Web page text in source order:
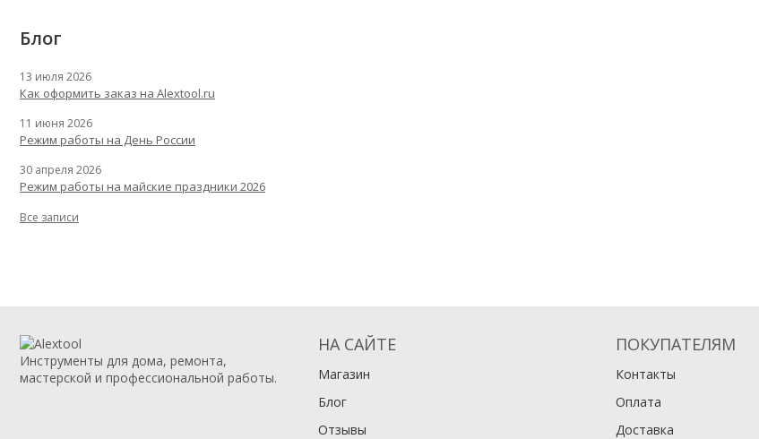
Блог
13 июля 2026
Как оформить заказ на Alextool.ru
11 июня 2026
Режим работы на День России
30 апреля 2026
Режим работы на майские праздники 2026
Все записи
Инструменты для дома, ремонта,
мастерской и профессиональной работы.
НА САЙТЕ
Магазин
Блог
Отзывы
ПОКУПАТЕЛЯМ
Контакты
Оплата
Доставка